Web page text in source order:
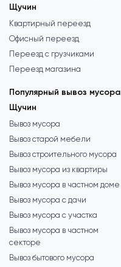
Щучин
Квартирный переезд
Офисный переезд
Переезд с грузчиками
Переезд магазина
Популярный вывоз мусора
Щучин
Вывоз мусора
Вывоз старой мебели
Вывоз строительного мусора
Вывоз мусора из квартиры
Вывоз мусора в частном доме
Вывоз мусора с дачи
Вывоз мусора с участка
Вывоз мусора в частном
секторе
Вывоз бытового мусора